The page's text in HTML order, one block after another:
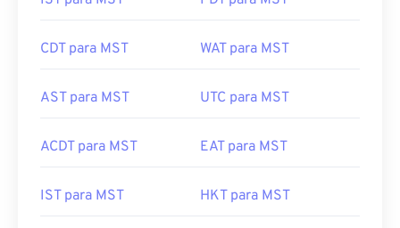
CDT para MST WAT para MST
AST para MST UTC para MST
ACDT para MST EAT para MST
IST para MST HKT para MST